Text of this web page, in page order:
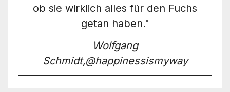
ob sie wirklich alles für den Fuchs
getan haben."
Wolfgang
Schmidt,@happinessismyway